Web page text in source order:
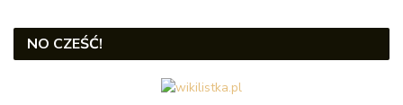
NO CZEŚĆ!